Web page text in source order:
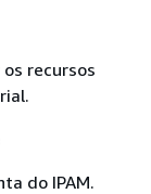
recursos
do IPAM.